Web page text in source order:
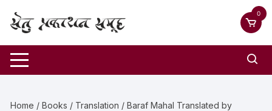
0
Home /Books / Translation / Baraf Mahal Translated by